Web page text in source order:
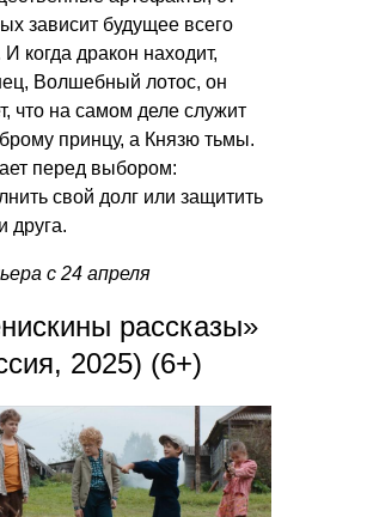
зависит будущее всего
когда дракон находит,
Волшебный лотос, он
что на самом деле служит
принцу, а Князю тьмы.
перед выбором:
свой долг или защитить
друга.
с 24 апреля
рассказы»
2025) (6+)